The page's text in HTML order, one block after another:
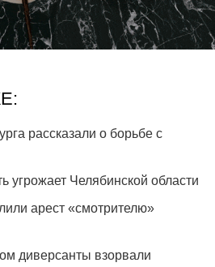
рассказали о борьбе с
угрожает Челябинской области
арест «смотрителю»
диверсанты взорвали